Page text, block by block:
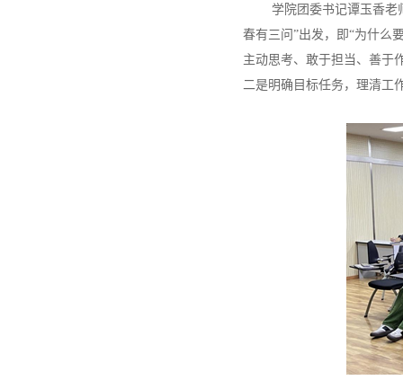
学院团委书记谭玉香
春有三问”出发，即“为什么
主动思考、敢于担当、善于
二是明确目标任务，理清工